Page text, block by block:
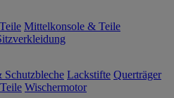
Mittelkonsole & Teile
Schutzbleche Lackstifte Querträger
Wischermotor